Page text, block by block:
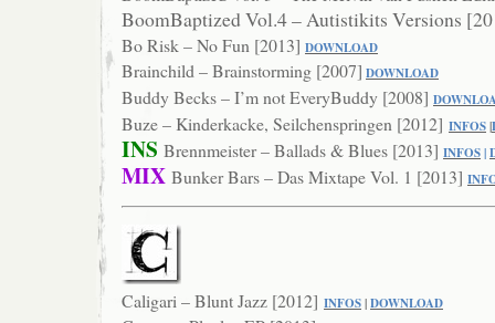
BoomBaptized Vol.4 – Autistikits Versions
Bo Risk – No Fun [2013] DOWNLOAD
Brainchild – Brainstorming [2007] DOWNLOAD
Buddy Becks – I’m not EveryBuddy [2008]
Buze – Kinderkacke, Seilchenspringen [2012] INFOS|
INS Brennmeister – Ballads & Blues [2013] INFOS|
MIX Bunker Bars – Das Mixtape Vol. 1 [2013] IN
Caligari – Blunt Jazz [2012] INFOS|DOWNLOAD